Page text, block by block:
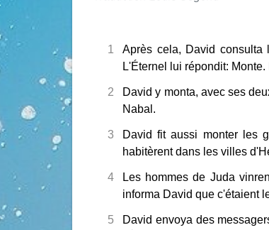
1
Après cela, David consulta
L'Éternel lui répondit:
2
David y monta, avec ses
Nabal.
3
David fit aussi monter les
habitèrent dans les villes
4
Les hommes de Juda
informa David que c'étaient
5
David envoya des